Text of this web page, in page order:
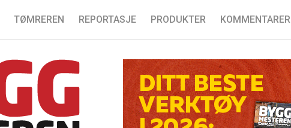
TØMREREN REPORTASJE PRODUKTER KOMMENTARER